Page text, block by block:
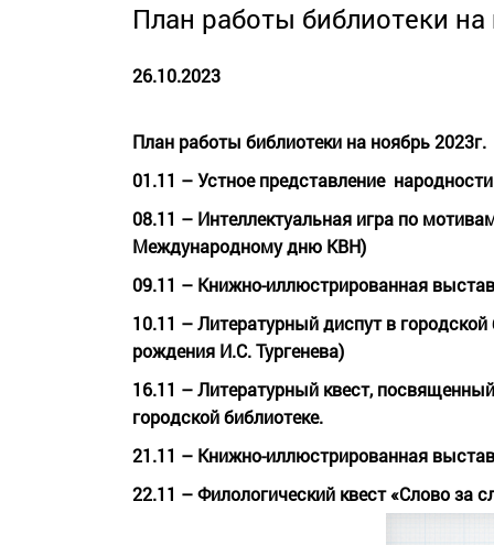
План работы библиотеки на
26.10.2023
План работы библиотеки на ноябрь 2023г.
01.11 – Устное представление
08.11 – Интеллектуальная игра по
Международному дню КВН)
09.11 – Книжно-иллюстрированная
10.11 – Литературный диспут в
рождения И.С. Тургенева)
16.11 – Литературный квест,
городской библиотеке.
21.11 – Книжно-иллюстрированная
22.11 – Филологический квест «Слово за